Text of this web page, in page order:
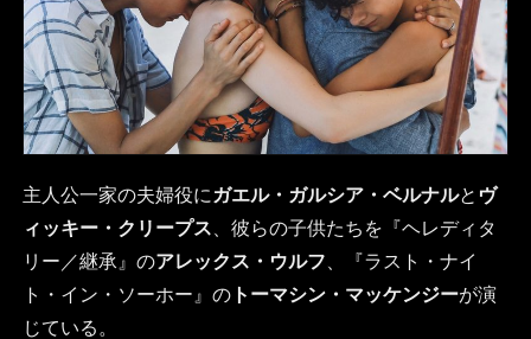
主人公一家の夫婦役に ガエル・ガルシア・ベルナルと ヴ
ィッキー・クリープス 、彼らの子供たちを『ヘレディタ
リー／継承』のアレックス・ウルフ 、『ラスト・ナイ
ト・イン・ソーホー』のトーマシン・マッケンジーが演
じている。